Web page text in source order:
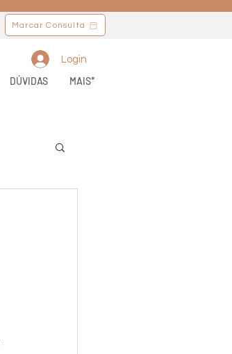
Marcar Consulta
DÚVIDAS MAIS*
Login